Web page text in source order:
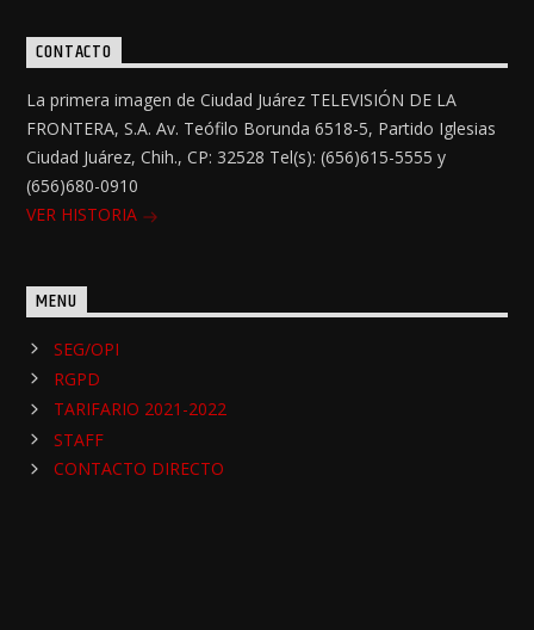
CONTACTO
La primera imagen de Ciudad Juárez TELEVISIÓN DE LA
FRONTERA, S.A. Av. Teófilo Borunda 6518-5, Partido Iglesias
Ciudad Juárez, Chih., CP: 32528 Tel(s): (656)615-5555 y
(656)680-0910
VER HISTORIA
MENU
SEG/OPI
RGPD
TARIFARIO 2021-2022
STAFF
CONTACTO DIRECTO